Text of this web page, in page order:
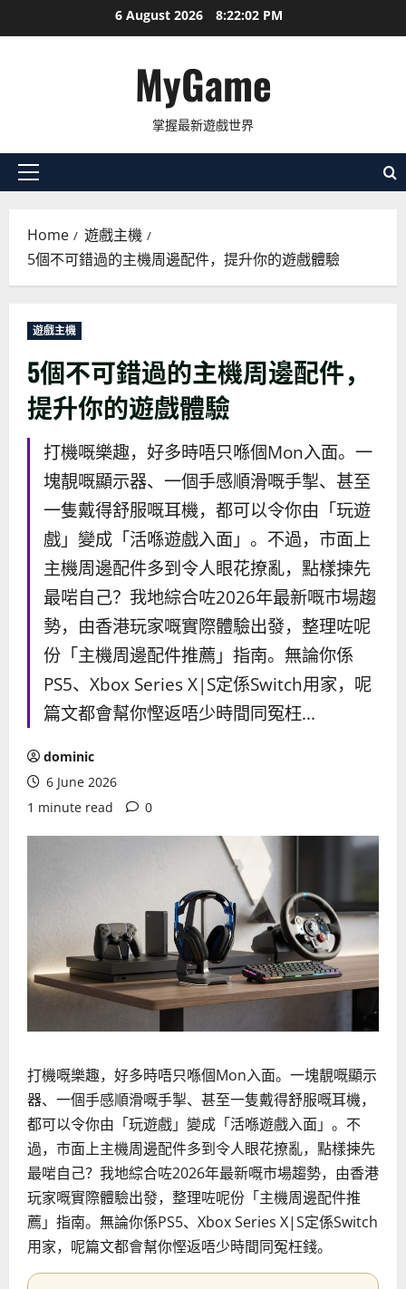
to
6 August 2026 8:22:03 PM
MyGame
掌握最新遊戲世界
Primary
Home
遊戲主機
5個不可錯過的主機周邊配件，提升你的遊戲體驗
遊戲主機
5個不可錯過的主機周邊配件，
提升你的遊戲體驗
打機嘅樂趣，好多時唔只喺個Mon入面。一
塊靚嘅顯示器、一個手感順滑嘅手掣、甚至
一隻戴得舒服嘅耳機，都可以令你由「玩遊
戲」變成「活喺遊戲入面」。不過，市面上
主機周邊配件多到令人眼花撩亂，點樣揀先
最啱自己？我地綜合咗2026年最新嘅市場趨
勢，由香港玩家嘅實際體驗出發，整理咗呢
份「主機周邊配件推薦」指南。無論你係
PS5、Xbox Series X|S定係Switch用家，呢
篇文都會幫你慳返唔少時間同冤枉...
dominic
6 June 2026
1 minute read
0
打機嘅樂趣，好多時唔只喺個Mon入面。一塊靚嘅顯示
器、一個手感順滑嘅手掣、甚至一隻戴得舒服嘅耳機，
都可以令你由「玩遊戲」變成「活喺遊戲入面」。不
過，市面上主機周邊配件多到令人眼花撩亂，點樣揀先
最啱自己？我地綜合咗2026年最新嘅市場趨勢，由香港
玩家嘅實際體驗出發，整理咗呢份「主機周邊配件推
薦」指南。無論你係PS5、Xbox Series X|S定係Switch
用家，呢篇文都會幫你慳返唔少時間同冤枉錢。